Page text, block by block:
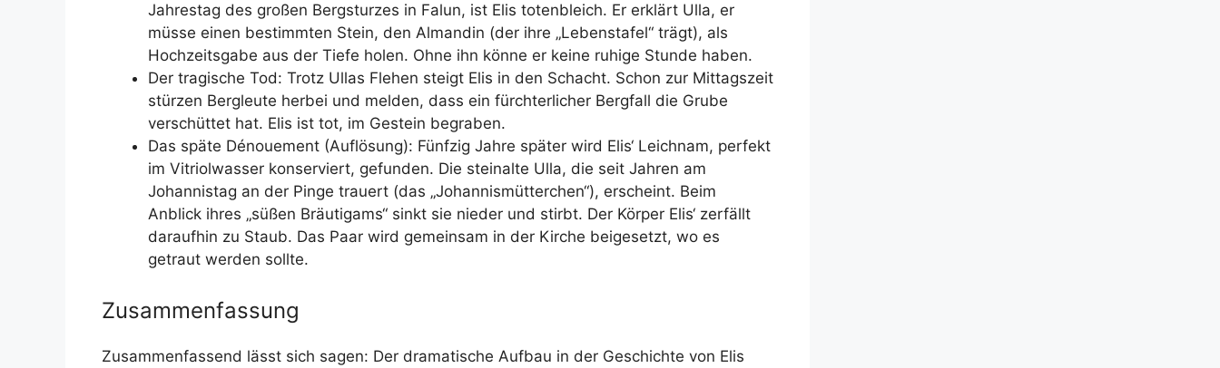
Jahrestag des großen Bergsturzes in Falun, ist Elis totenbleich. Er erklärt Ulla, er
müsse einen bestimmten Stein, den Almandin (der ihre „Lebenstafel“ trägt), als
Hochzeitsgabe aus der Tiefe holen. Ohne ihn könne er keine ruhige Stunde haben.
Der tragische Tod: Trotz Ullas Flehen steigt Elis in den Schacht. Schon zur Mittagszeit
stürzen Bergleute herbei und melden, dass ein fürchterlicher Bergfall die Grube
verschüttet hat. Elis ist tot, im Gestein begraben.
Das späte Dénouement (Auflösung): Fünfzig Jahre später wird Elis‘ Leichnam, perfekt
im Vitriolwasser konserviert, gefunden. Die steinalte Ulla, die seit Jahren am
Johannistag an der Pinge trauert (das „Johannismütterchen“), erscheint. Beim
Anblick ihres „süßen Bräutigams“ sinkt sie nieder und stirbt. Der Körper Elis‘ zerfällt
daraufhin zu Staub. Das Paar wird gemeinsam in der Kirche beigesetzt, wo es
getraut werden sollte.
Zusammenfassung
Zusammenfassend lässt sich sagen: Der dramatische Aufbau in der Geschichte von Elis